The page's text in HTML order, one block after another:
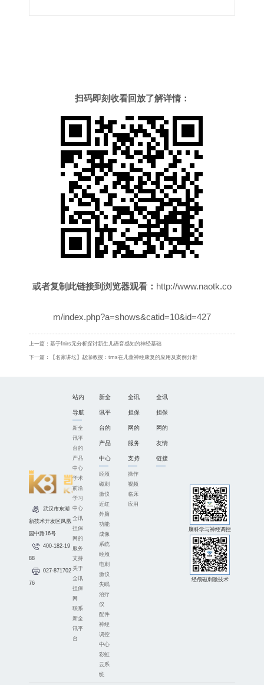
扫码即刻收看回放了解详情：
或者复制此链接到浏览器观看： http://www.naotk.co
m/index.php?a=shows&catid=10&id=427
上一篇：基于fnirs元分析探讨新生儿语音感知的神经基础
下一篇： 【名家讲坛】赵澎教授：tms在儿童神经康复的应用及案例分析
武汉市东湖
新技术开发区凤凰
园中路16号
400-182-19
88
027-871702
76
站内
导航
新全
讯平
台的
产品
中心
学术
前沿
学习
中心
全讯
担保
网的
服务
支持
关于
全讯
担保
网
联系
新全
讯平
台
新全
讯平
台的
产品
中心
经颅
磁刺
激仪
近红
外脑
功能
成像
系统
经颅
电刺
激仪
失眠
治疗
仪
配件
神经
调控
中心
彩虹
云系
统
全讯
担保
网的
服务
支持
操作
视频
临床
应用
全讯
担保
网的
友情
链接
脑科学与神经调控
经颅磁刺激技术